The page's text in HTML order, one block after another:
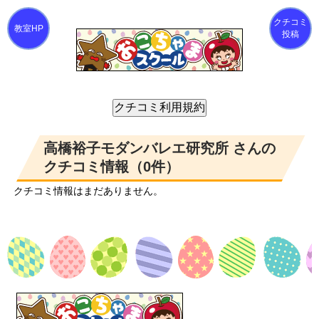
クチコミ
投稿
高橋裕子モダンバレエ研究所 さんの
クチコミ情報（0件）
クチコミ情報はまだありません。